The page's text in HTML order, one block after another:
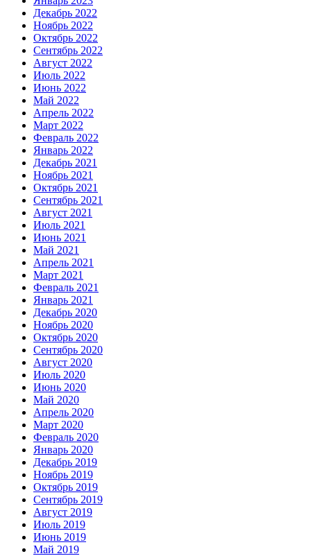
Декабрь 2022
Ноябрь 2022
Октябрь 2022
Сентябрь 2022
Август 2022
Июль 2022
Июнь 2022
Май 2022
Апрель 2022
Март 2022
Февраль 2022
Январь 2022
Декабрь 2021
Ноябрь 2021
Октябрь 2021
Сентябрь 2021
Август 2021
Июль 2021
Июнь 2021
Май 2021
Апрель 2021
Март 2021
Февраль 2021
Январь 2021
Декабрь 2020
Ноябрь 2020
Октябрь 2020
Сентябрь 2020
Август 2020
Июль 2020
Июнь 2020
Май 2020
Апрель 2020
Март 2020
Февраль 2020
Январь 2020
Декабрь 2019
Ноябрь 2019
Октябрь 2019
Сентябрь 2019
Август 2019
Июль 2019
Июнь 2019
Май 2019